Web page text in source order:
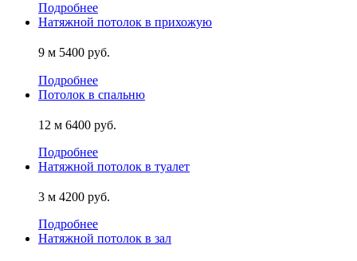
Подробнее
Натяжной потолок в прихожую
9 м 5400 руб.
Подробнее
Потолок в спальню
12 м 6400 руб.
Подробнее
Натяжной потолок в туалет
3 м 4200 руб.
Подробнее
Натяжной потолок в зал